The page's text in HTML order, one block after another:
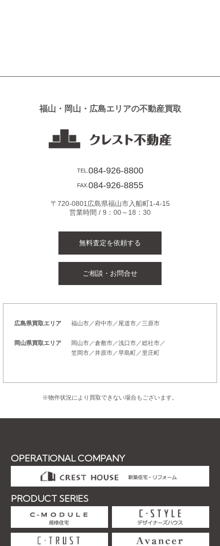
ゲ
福山・岡山・広島エリアの不動産買取
TEL. 084-926-8800
FAX. 084-926-8855
〒720-0801広島県福山市入船町1-4-15
営業時間 / 9：00～18：30
無料査定を依頼する
ご相談・お問合せ
広島県買取エリア 福山市／府中市／尾道市／三原市
岡山県買取エリア
岡山市／倉敷市／浅口市／総社市／
笠岡市／井原市／早島町／里庄町
※物件状況により買取できない場合もございます。
OPERATIONAL COMPANY
PRODUCT SERIES